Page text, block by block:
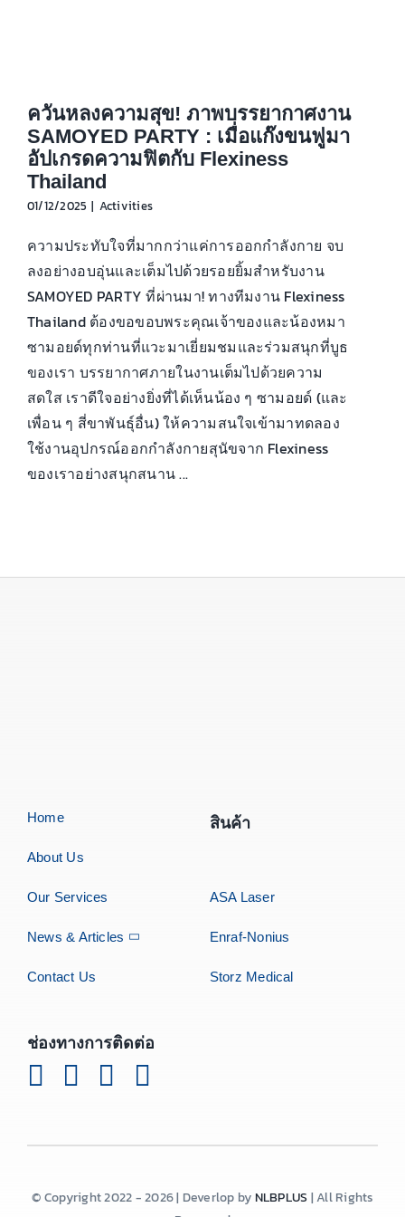
ควันหลงความสุข! ภาพบรรยากาศงาน
SAMOYED PARTY : เมื่อแก๊งขนฟูมา
อัปเกรดความฟิตกับ Flexiness
Thailand
01/12/2025 | Activities
ความประทับใจที่มากกว่าแค่การออกกำลังกาย จบ
ลงอย่างอบอุ่นและเต็มไปด้วยรอยยิ้มสำหรับงาน
SAMOYED PARTY ที่ผ่านมา! ทางทีมงาน Flexiness
Thailand ต้องขอขอบพระคุณเจ้าของและน้องหมา
ซามอยด์ทุกท่านที่แวะมาเยี่ยมชมและร่วมสนุกที่บูธ
ของเรา บรรยากาศภายในงานเต็มไปด้วยความ
สดใส เราดีใจอย่างยิ่งที่ได้เห็นน้อง ๆ ซามอยด์ (และ
เพื่อน ๆ สี่ขาพันธุ์อื่น) ให้ความสนใจเข้ามาทดลอง
ใช้งานอุปกรณ์ออกกำลังกายสุนัขจาก Flexiness
ของเราอย่างสนุกสนาน ...
Home
About Us
Our Services
News & Articles
Contact Us
สินค้า
ASA Laser
Enraf-Nonius
Storz Medical
ช่องทางการติดต่อ
© Copyright 2022 - 2026 | Deverlop byNLBPLUS| All Rights